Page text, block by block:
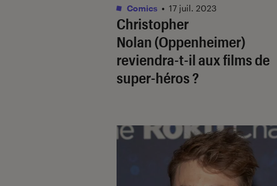
Christopher
Nolan (Oppenheimer)
reviendra-t-il aux films de
super-héros ?
Comics • 17 juil. 2023